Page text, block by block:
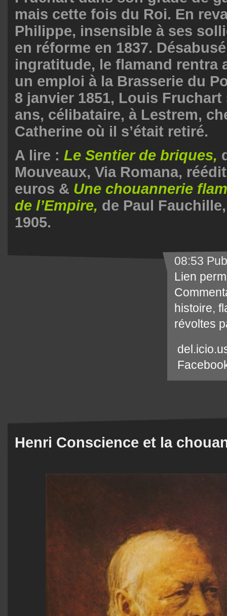
mais cette fois du Roi. En
Philippe, insensible à ses
en réforme en 1837.
ingratitude, le flamand rentra
un emploi à la Brasserie du
8 janvier 1851, Louis Fruchart
ans, célibataire, à Lestrem,
Catherine où il s’était retiré.
A lire : Le Sentier de briques,
Mouveaux, Via Romana,
euros & Une chouannerie
de l’Empire, de Paul
1905.
08:53
Lien
histoire,
révoltes
Henri Conscience et la